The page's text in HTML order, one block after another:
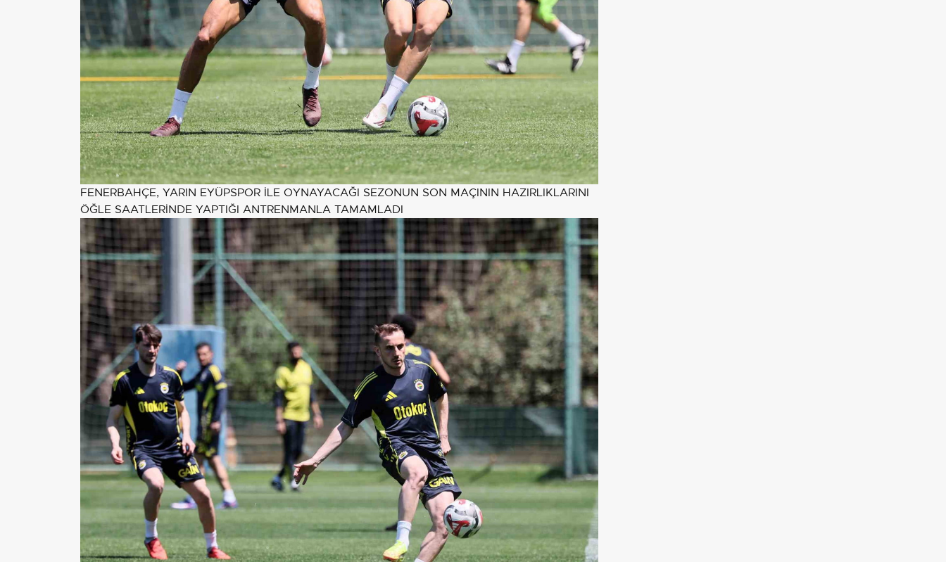
FENERBAHÇE, YARIN EYÜPSPOR İLE OYNAYACAĞI SEZONUN SON MAÇININ HAZIRLIKLARINI
ÖĞLE SAATLERİNDE YAPTIĞI ANTRENMANLA TAMAMLADI